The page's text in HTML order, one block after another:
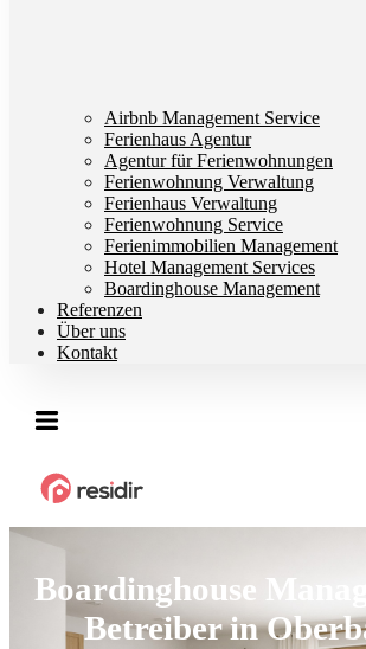
Airbnb Management Service
Ferienhaus Agentur
Agentur für Ferienwohnungen
Ferienwohnung Verwaltung
Ferienhaus Verwaltung
Ferienwohnung Service
Ferienimmobilien Management
Hotel Management Services
Boardinghouse Management
Referenzen
Über uns
Kontakt
Boardinghouse
Betreiber in